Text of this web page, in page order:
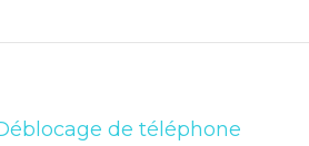
de téléphone